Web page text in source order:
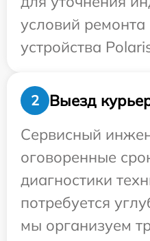
условий
устройства
2
Выезд
Сервисный
оговоренные
диагностики
потребуется
мы организуем